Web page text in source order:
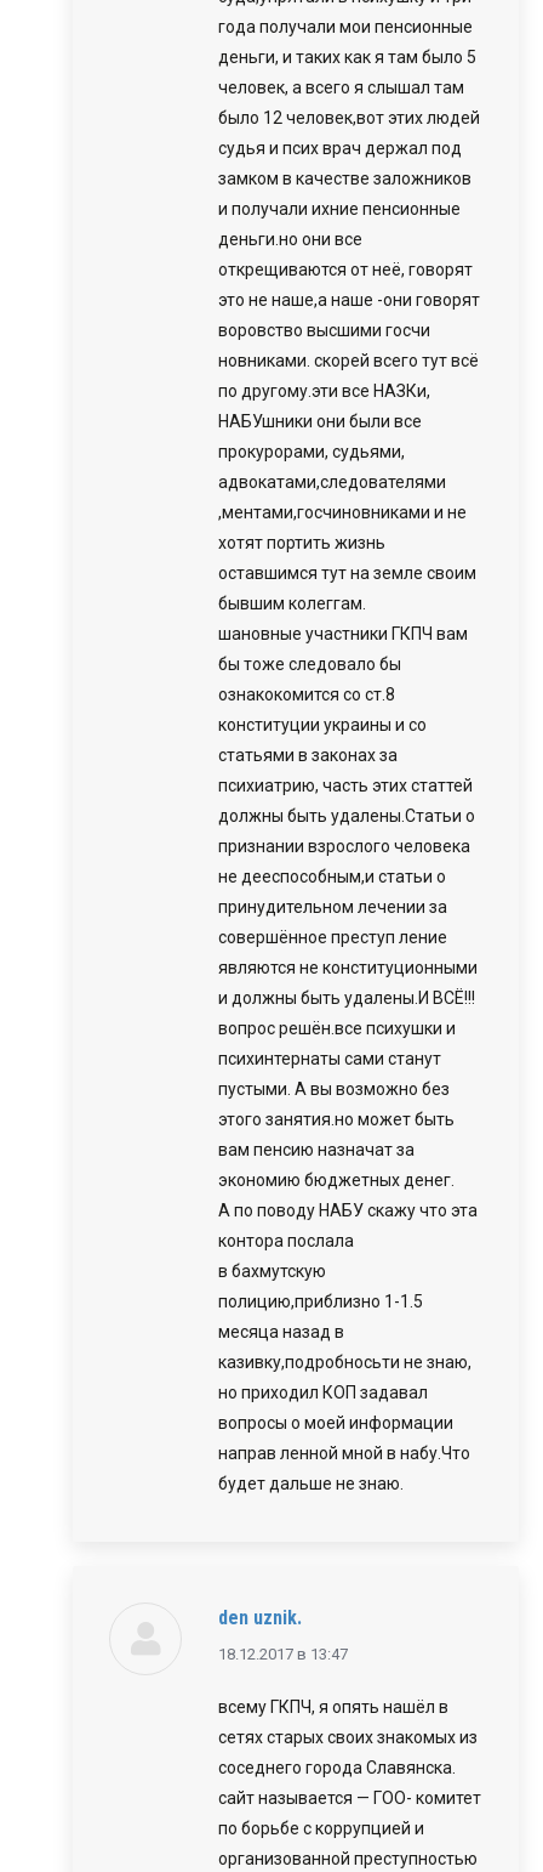
года получали мои пенсионные
деньги, и таких как я там было 5
человек, а всего я слышал там
было 12 человек,вот этих людей
судья и псих врач держал под
замком в качестве заложников
и получали ихние пенсионные
деньги.но они все
открещиваются от неё, говорят
это не наше,а наше -они говорят
воровство высшими госчи
новниками. скорей всего тут всё
по другому.эти все НАЗКи,
НАБУшники они были все
прокурорами, судьями,
адвокатами,следователями
,ментами,госчиновниками и не
хотят портить жизнь
оставшимся тут на земле своим
бывшим колеггам.
шановные участники ГКПЧ вам
бы тоже следовало бы
ознакокомится со ст.8
конституции украины и со
статьями в законах за
психиатрию, часть этих статтей
должны быть удалены.Статьи о
признании взрослого человека
не дееспособным,и статьи о
принудительном лечении за
совершённое преступ ление
являются не конституционными
и должны быть удалены.И ВСЁ!!!
вопрос решён.все психушки и
психинтернаты сами станут
пустыми. А вы возможно без
этого занятия.но может быть
вам пенсию назначат за
экономию бюджетных денег.
А по поводу НАБУ скажу что эта
контора послала
в бахмутскую
полицию,приблизно 1-1.5
месяца назад в
казивку,подробносьти не знаю,
но приходил КОП задавал
вопросы о моей информации
направ ленной мной в набу.Что
будет дальше не знаю.
den uznik.
говорит:
18.12.2017 в 13:47
всему ГКПЧ, я опять нашёл в
сетях старых своих знакомых из
соседнего города Славянска.
сайт называется — ГОО- комитет
по борьбе с коррупцией и
организованной преступностью